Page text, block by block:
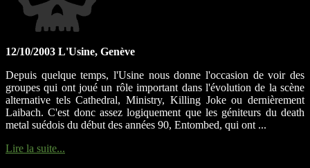
12/10/2003 L'Usine, Genève
Depuis quelque temps, l'Usine nous donne l'occasion de voir des
groupes qui ont joué un rôle important dans l'évolution de la scène
alternative tels Cathedral, Ministry, Killing Joke ou dernièrement
Laibach. C'est donc assez logiquement que les géniteurs du death
metal suédois du début des années 90, Entombed, qui ont ...
Lire la suite...